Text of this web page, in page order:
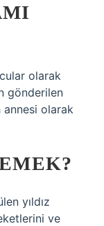
olarak
gönderilen
annesi olarak
yıldız
ve